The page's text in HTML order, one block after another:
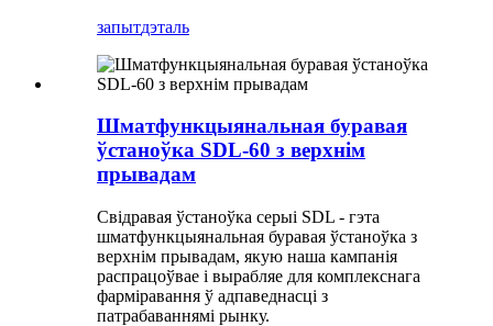
запытдэталь
Шматфункцыянальная буравая
ўстаноўка SDL-60 з верхнім
прывадам
Свідравая ўстаноўка серыі SDL - гэта
шматфункцыянальная буравая ўстаноўка з
верхнім прывадам, якую наша кампанія
распрацоўвае і вырабляе для комплекснага
фарміравання ў адпаведнасці з
патрабаваннямі рынку.